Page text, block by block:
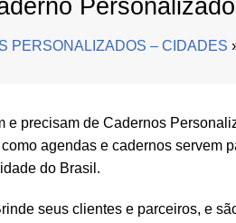
PERSONALIZADOS – CIDADES
precisam de Cadernos
agendas e cadernos servem
do Brasil.
seus clientes e parceiros, e